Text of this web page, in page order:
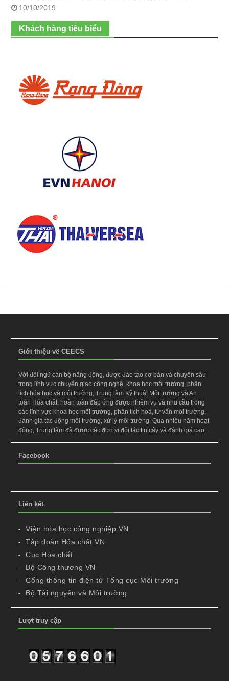
10/10/2019
Khách hàng tiêu biểu
Giới thiệu về CEECS
Với đội ngũ cán bộ năng động, được đào tạo cơ bản và chuyên sâu
trong lĩnh vực chuyển giao công nghệ, khoa học môi trường, phân
tích hóa học và môi trường, Trung tâm Kỹ thuật Môi trường và An
toàn Hóa chất, hoàn toàn đáp ứng được nhiệm vụ và nhu cầu trong
các lĩnh vực khoa học môi trường, phân tích hoá, tư vấn môi trường,
đánh giá tác động môi trường, xử lý môi trường. Qua nhiều năm hoạt
động, Trung tâm đã được các đơn vị đối tác tin cậy và đánh giá cao.
Facebook
Liên kết
Viện hóa học công nghiệp VN
Tập đoàn Hóa chất VN
Cục Hóa chất
Bộ Công thương VN
Cổng thông tin điện tử Tổng cục Môi trường
Bộ Tài nguyên và Môi trường
Lượt truy cập